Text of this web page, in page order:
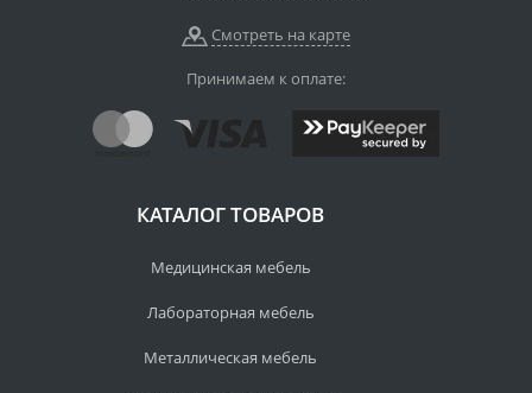
Смотреть на карте
Принимаем к оплате:
КАТАЛОГ ТОВАРОВ
Медицинская мебель
Лабораторная мебель
Металлическая мебель